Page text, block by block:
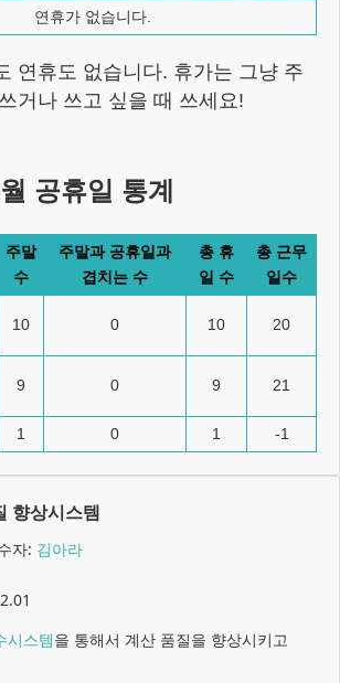
연휴가 없습니다.
연휴도 없습니다. 휴가는 그냥 주
거나 쓰고 싶을 때 쓰세요!
공휴일 통계
주말
수
주말과 공휴일과
겹치는 수
총 휴
일 수
총 근무
일수
10 0 10 20
9 0 9 21
1 0 1 -1
향상시스템
자: 김아라
시스템을 통해서 계산 품질을 향상시키고